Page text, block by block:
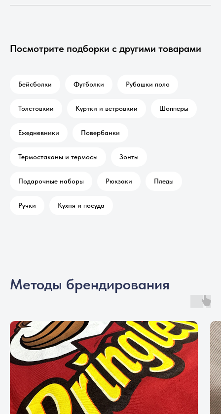
Посмотрите подборки с другими товарами
Бейсболки Футболки Рубашки поло
Толстовкии Куртки и ветровкии Шопперы
Ежедневники Повербанки
Термостаканы и термосы Зонты
Подарочные наборы Рюкзаки Пледы
Ручки Кухня и посуда
Методы брендирования